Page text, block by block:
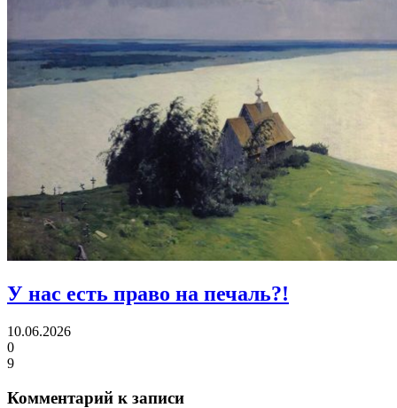
У нас есть право на печаль?!
10.06.2026
0
9
Комментарий к записи